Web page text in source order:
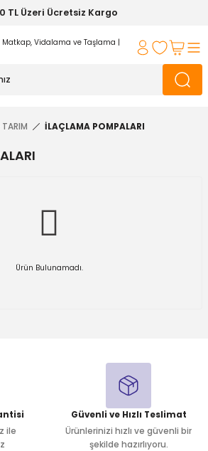
TL Üzeri Ücretsiz Kargo
TARIM İLAÇLAMA POMPALARI
Ürün Bulunamadı.
ile
Güvenli ve Hızlı Teslimat
Ürünlerinizi hızlı ve güvenli bir
şekilde hazırlıyoru.